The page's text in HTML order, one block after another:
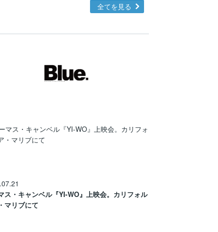
全てを見る
ス・キャンベル『YI-WO』上映会。カリフォル
マリブにて